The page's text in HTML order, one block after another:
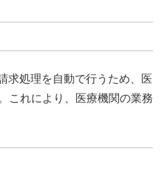
求処理を自動で行うため、医
これにより、医療機関の業務